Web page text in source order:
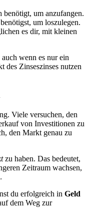
um anzufangen.
um loszulegen.
es dir, mit kleinen
wenn es nur ein
des Zinseszinses nutzen
Viele versuchen, den
von Investitionen zu
den Markt genau zu
zu haben. Das bedeutet,
Zeitraum wachsen,
du erfolgreich in Geld
dem Weg zur